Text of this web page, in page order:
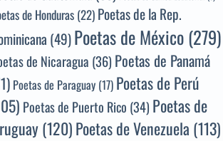
de Honduras(22) Poetas de la Rep.
(49)Poetas de México(279)
de Nicaragua (36) Poetas de Panamá
Poetas de Paraguay (17) Poetas de Perú
Poetas de Puerto Rico (34) Poetas de
(120)Poetas de Venezuela (113)